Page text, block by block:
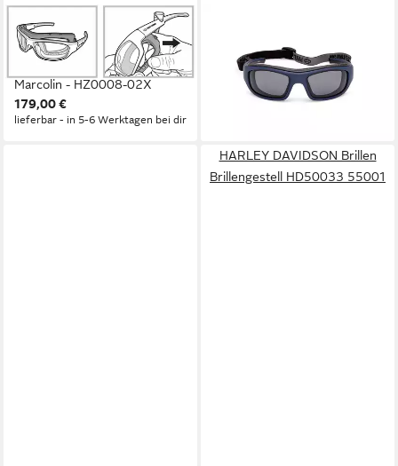
HARLEY-DAVIDSON
Motorradbrille, (1-St),
Motorradbrille Juneau -
Marcolin - HZ0008-02X
179,00 €
lieferbar - in 5-6 Werktagen bei dir
Motorradbrille Soldier -
Marcolin - HZ0007-91A
129,00 €
HARLEY DAVIDSON Brillen
Brillengestell HD50033 55001